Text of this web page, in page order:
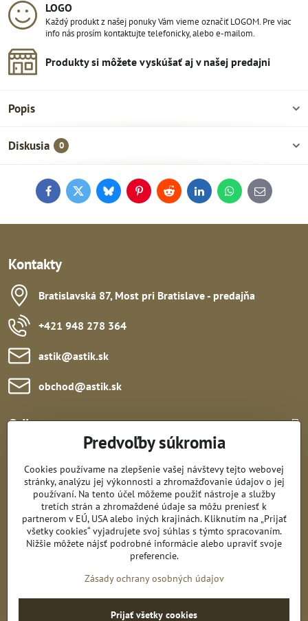
LOGO
Každý produkt z našej ponuky Vám vieme označiť LOGOM. Pre viac
info nás prosím kontaktujte telefonicky, alebo e-mailom.
Produkty si môžete vyskúšať aj v našej predajni
Popis
Diskusia 0
FacebookTwitterBlueskyPinterestReddit LinkedInWhatsApp
E-
mail
Kontakty
Bratislavská 87, Most pri Bratislave - predajňa
+421 948 278 364
astik​@astik​.sk
obchod​@astik​.sk
Odkazy:
Sledujte nás:
Všetko k nákupu:
©2026Copyright
Predvoľby súkromia
Cookies používame na zlepšenie vašej návštevy tejto webovej
stránky, analýzu jej výkonnosti a zhromažďovanie údajov o jej
používaní. Na tento účel môžeme použiť nástroje a služby
tretích strán a zhromaždené údaje sa môžu preniesť k
partnerom v EÚ, USA alebo iných krajinách. Kliknutím na „Prijať
všetky cookies“ vyjadrujete svoj súhlas s týmto spracovaním.
Nižšie môžete nájsť podrobné informácie alebo upraviť svoje
preferencie.
Zásady ochrany osobných údajov
Prijať všetky cookies